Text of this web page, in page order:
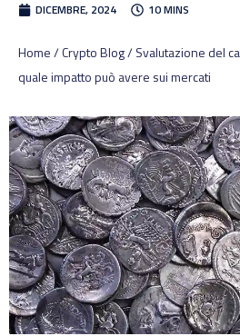
DICEMBRE, 2024 10 MINS
Home / Crypto Blog / Svalutazione del
quale impatto può avere sui mercati